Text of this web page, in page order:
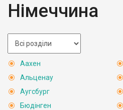
Німеччина
Аахен
Альценау
Аугсбург
Бюдінген